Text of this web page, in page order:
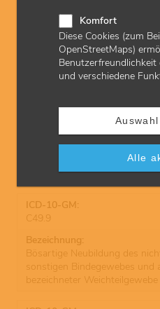
Komfort
Diese Cookies (zum
OpenStreetMaps)
und verschiedene
Alle
Bösartige Neubildung:
Weichteilgewebe des
Bösartige Neubildung:
Weichteilgewebe, mehrere
C49.9
Bösartige Neubildung des
sonstigen Bindegewebes und
bezeichneter Weichteilgewebe